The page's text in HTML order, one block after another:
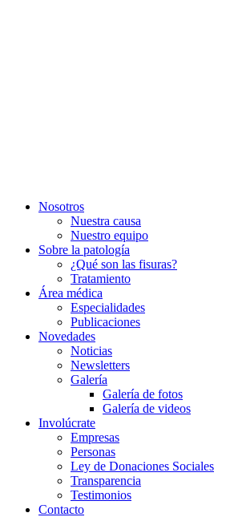
Nosotros
Nuestra causa
Nuestro equipo
Sobre la patología
¿Qué son las fisuras?
Tratamiento
Área médica
Especialidades
Publicaciones
Novedades
Noticias
Newsletters
Galería
Galería de fotos
Galería de videos
Involúcrate
Empresas
Personas
Ley de Donaciones Sociales
Transparencia
Testimonios
Contacto